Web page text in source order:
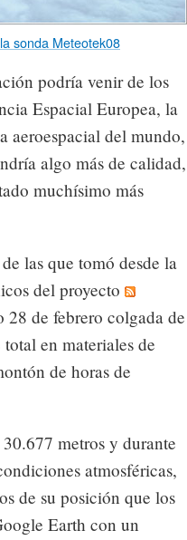
sonda Meteotek08
podría venir de los
Espacial Europea, la
aeroespacial del mundo,
algo más de calidad,
muchísimo más
las que tomó desde la
del proyecto
28 de febrero colgada de
en materiales de
de horas de
metros y durante
atmosféricas,
de su posición que los
Earth con un